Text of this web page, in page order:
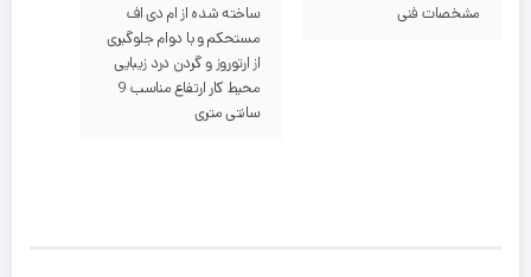
مشخصات فنی
ساخته شده از ام دی اف
مستحکم و با دوام جلوگیری
از ارتوروز و گردن درد زیبایی
محیط کار ارتفاع مناسب 9
سانتی متری